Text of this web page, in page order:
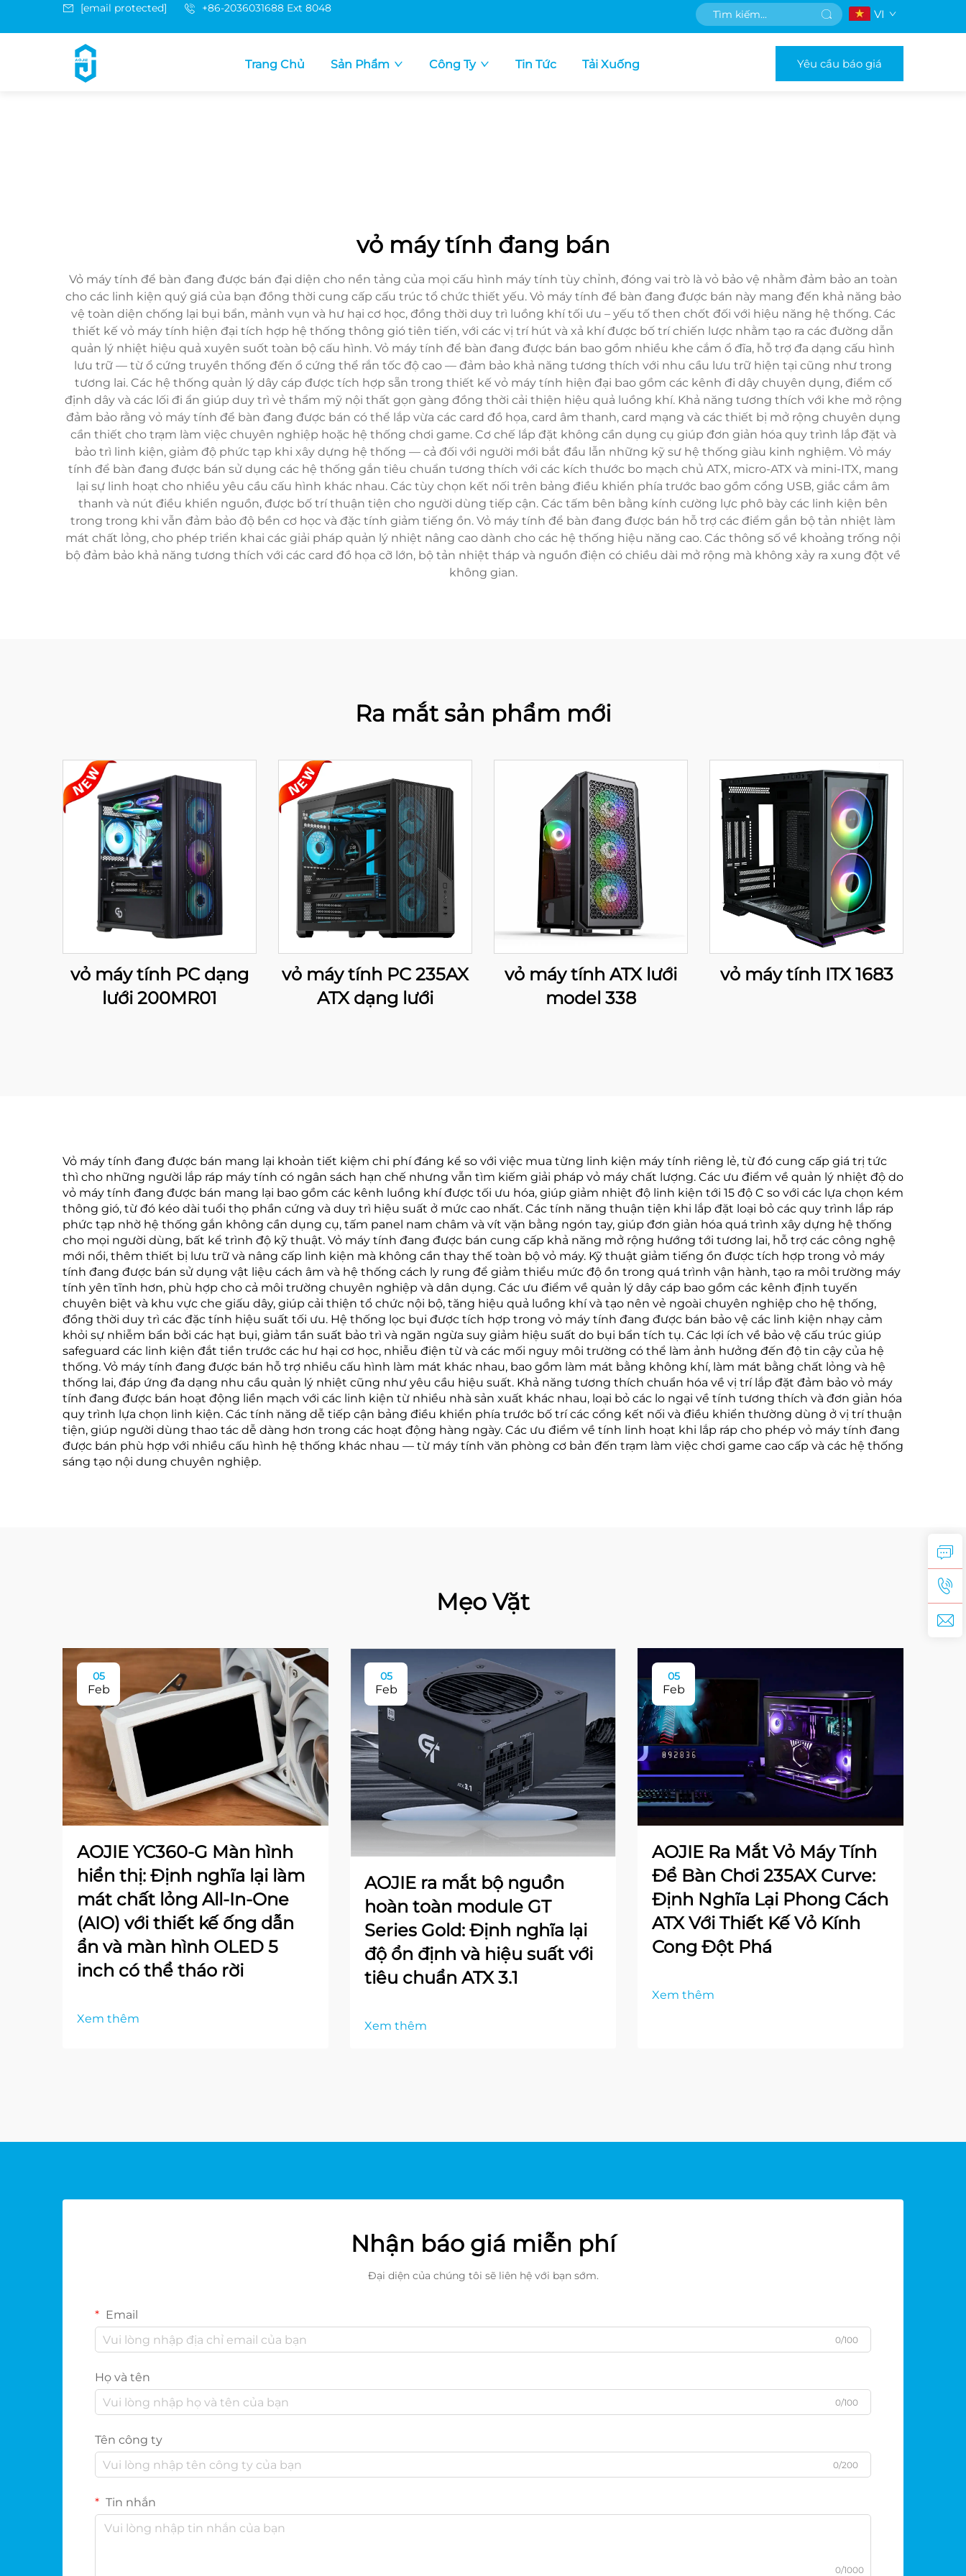
[email protected] +86-2036031688 Ext 8048 VI
Trang Chủ Sản Phẩm Công Ty Tin Tức Tải Xuống Yêu cầu báo giá
vỏ máy tính đang bán
Vỏ máy tính để bàn đang được bán đại diện cho nền tảng của mọi cấu hình máy tính tùy chỉnh, đóng vai trò là vỏ bảo vệ nhằm đảm bảo an toàn
cho các linh kiện quý giá của bạn đồng thời cung cấp cấu trúc tổ chức thiết yếu. Vỏ máy tính để bàn đang được bán này mang đến khả năng bảo
vệ toàn diện chống lại bụi bẩn, mảnh vụn và hư hại cơ học, đồng thời duy trì luồng khí tối ưu – yếu tố then chốt đối với hiệu năng hệ thống. Các
thiết kế vỏ máy tính hiện đại tích hợp hệ thống thông gió tiên tiến, với các vị trí hút và xả khí được bố trí chiến lược nhằm tạo ra các đường dẫn
quản lý nhiệt hiệu quả xuyên suốt toàn bộ cấu hình. Vỏ máy tính để bàn đang được bán bao gồm nhiều khe cắm ổ đĩa, hỗ trợ đa dạng cấu hình
lưu trữ — từ ổ cứng truyền thống đến ổ cứng thể rắn tốc độ cao — đảm bảo khả năng tương thích với nhu cầu lưu trữ hiện tại cũng như trong
tương lai. Các hệ thống quản lý dây cáp được tích hợp sẵn trong thiết kế vỏ máy tính hiện đại bao gồm các kênh đi dây chuyên dụng, điểm cố
định dây và các lối đi ẩn giúp duy trì vẻ thẩm mỹ nội thất gọn gàng đồng thời cải thiện hiệu quả luồng khí. Khả năng tương thích với khe mở rộng
đảm bảo rằng vỏ máy tính để bàn đang được bán có thể lắp vừa các card đồ họa, card âm thanh, card mạng và các thiết bị mở rộng chuyên dụng
cần thiết cho trạm làm việc chuyên nghiệp hoặc hệ thống chơi game. Cơ chế lắp đặt không cần dụng cụ giúp đơn giản hóa quy trình lắp đặt và
bảo trì linh kiện, giảm độ phức tạp khi xây dựng hệ thống — cả đối với người mới bắt đầu lẫn những kỹ sư hệ thống giàu kinh nghiệm. Vỏ máy
tính để bàn đang được bán sử dụng các hệ thống gắn tiêu chuẩn tương thích với các kích thước bo mạch chủ ATX, micro-ATX và mini-ITX, mang
lại sự linh hoạt cho nhiều yêu cầu cấu hình khác nhau. Các tùy chọn kết nối trên bảng điều khiển phía trước bao gồm cổng USB, giắc cắm âm
thanh và nút điều khiển nguồn, được bố trí thuận tiện cho người dùng tiếp cận. Các tấm bên bằng kính cường lực phô bày các linh kiện bên
trong trong khi vẫn đảm bảo độ bền cơ học và đặc tính giảm tiếng ồn. Vỏ máy tính để bàn đang được bán hỗ trợ các điểm gắn bộ tản nhiệt làm
mát chất lỏng, cho phép triển khai các giải pháp quản lý nhiệt nâng cao dành cho các hệ thống hiệu năng cao. Các thông số về khoảng trống nội
bộ đảm bảo khả năng tương thích với các card đồ họa cỡ lớn, bộ tản nhiệt tháp và nguồn điện có chiều dài mở rộng mà không xảy ra xung đột về
không gian.
Ra mắt sản phẩm mới
vỏ máy tính PC dạng
lưới 200MR01
vỏ máy tính PC 235AX
ATX dạng lưới
vỏ máy tính ATX lưới
model 338
vỏ máy tính ITX 1683
Vỏ máy tính đang được bán mang lại khoản tiết kiệm chi phí đáng kể so với việc mua từng linh kiện máy tính riêng lẻ, từ đó cung cấp giá trị tức
thì cho những người lắp ráp máy tính có ngân sách hạn chế nhưng vẫn tìm kiếm giải pháp vỏ máy chất lượng. Các ưu điểm về quản lý nhiệt độ do
vỏ máy tính đang được bán mang lại bao gồm các kênh luồng khí được tối ưu hóa, giúp giảm nhiệt độ linh kiện tới 15 độ C so với các lựa chọn kém
thông gió, từ đó kéo dài tuổi thọ phần cứng và duy trì hiệu suất ở mức cao nhất. Các tính năng thuận tiện khi lắp đặt loại bỏ các quy trình lắp ráp
phức tạp nhờ hệ thống gắn không cần dụng cụ, tấm panel nam châm và vít vặn bằng ngón tay, giúp đơn giản hóa quá trình xây dựng hệ thống
cho mọi người dùng, bất kể trình độ kỹ thuật. Vỏ máy tính đang được bán cung cấp khả năng mở rộng hướng tới tương lai, hỗ trợ các công nghệ
mới nổi, thêm thiết bị lưu trữ và nâng cấp linh kiện mà không cần thay thế toàn bộ vỏ máy. Kỹ thuật giảm tiếng ồn được tích hợp trong vỏ máy
tính đang được bán sử dụng vật liệu cách âm và hệ thống cách ly rung để giảm thiểu mức độ ồn trong quá trình vận hành, tạo ra môi trường máy
tính yên tĩnh hơn, phù hợp cho cả môi trường chuyên nghiệp và dân dụng. Các ưu điểm về quản lý dây cáp bao gồm các kênh định tuyến
chuyên biệt và khu vực che giấu dây, giúp cải thiện tổ chức nội bộ, tăng hiệu quả luồng khí và tạo nên vẻ ngoài chuyên nghiệp cho hệ thống,
đồng thời duy trì các đặc tính hiệu suất tối ưu. Hệ thống lọc bụi được tích hợp trong vỏ máy tính đang được bán bảo vệ các linh kiện nhạy cảm
khỏi sự nhiễm bẩn bởi các hạt bụi, giảm tần suất bảo trì và ngăn ngừa suy giảm hiệu suất do bụi bẩn tích tụ. Các lợi ích về bảo vệ cấu trúc giúp
safeguard các linh kiện đắt tiền trước các hư hại cơ học, nhiễu điện từ và các mối nguy môi trường có thể làm ảnh hưởng đến độ tin cậy của hệ
thống. Vỏ máy tính đang được bán hỗ trợ nhiều cấu hình làm mát khác nhau, bao gồm làm mát bằng không khí, làm mát bằng chất lỏng và hệ
thống lai, đáp ứng đa dạng nhu cầu quản lý nhiệt cũng như yêu cầu hiệu suất. Khả năng tương thích chuẩn hóa về vị trí lắp đặt đảm bảo vỏ máy
tính đang được bán hoạt động liền mạch với các linh kiện từ nhiều nhà sản xuất khác nhau, loại bỏ các lo ngại về tính tương thích và đơn giản hóa
quy trình lựa chọn linh kiện. Các tính năng dễ tiếp cận bảng điều khiển phía trước bố trí các cổng kết nối và điều khiển thường dùng ở vị trí thuận
tiện, giúp người dùng thao tác dễ dàng hơn trong các hoạt động hàng ngày. Các ưu điểm về tính linh hoạt khi lắp ráp cho phép vỏ máy tính đang
được bán phù hợp với nhiều cấu hình hệ thống khác nhau — từ máy tính văn phòng cơ bản đến trạm làm việc chơi game cao cấp và các hệ thống
sáng tạo nội dung chuyên nghiệp.
Mẹo Vặt
05
Feb
AOJIE YC360-G Màn hình
hiển thị: Định nghĩa lại làm
mát chất lỏng All-In-One
(AIO) với thiết kế ống dẫn
ẩn và màn hình OLED 5
inch có thể tháo rời
Xem thêm
05
Feb
AOJIE ra mắt bộ nguồn
hoàn toàn module GT
Series Gold: Định nghĩa lại
độ ổn định và hiệu suất với
tiêu chuẩn ATX 3.1
Xem thêm
05
Feb
AOJIE Ra Mắt Vỏ Máy Tính
Để Bàn Chơi 235AX Curve:
Định Nghĩa Lại Phong Cách
ATX Với Thiết Kế Vỏ Kính
Cong Đột Phá
Xem thêm
Nhận báo giá miễn phí
Đại diện của chúng tôi sẽ liên hệ với bạn sớm.
Email
0/100
Họ và tên
0/100
Tên công ty
0/200
Tin nhắn
0/1000